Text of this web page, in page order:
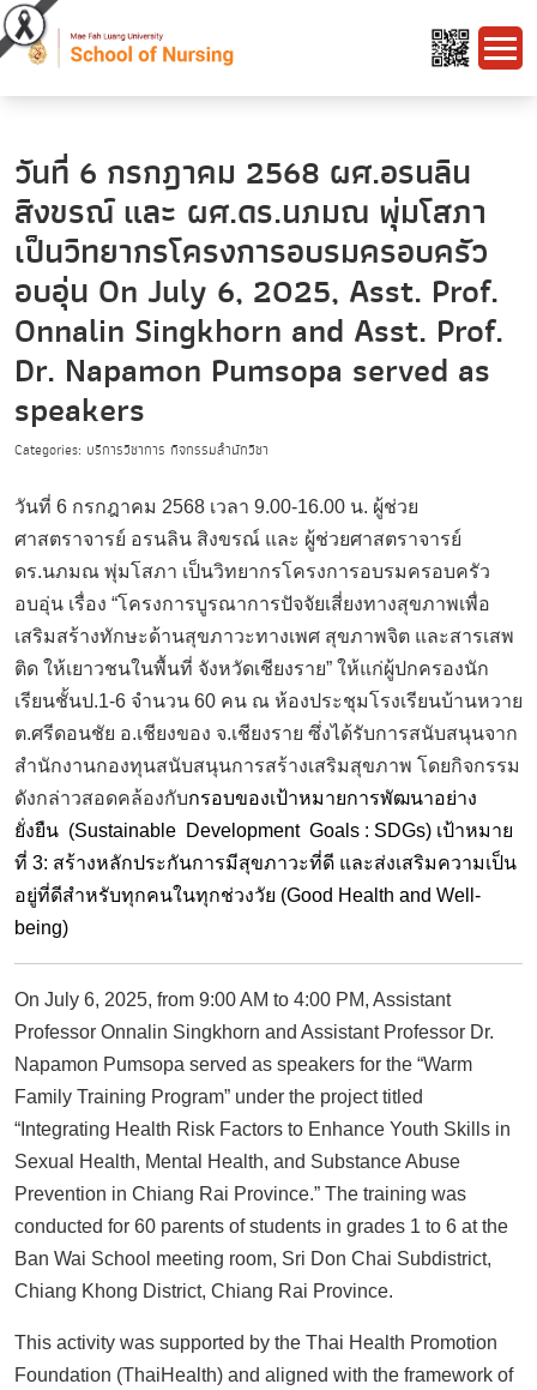
วันที่ 6 กรกฎาคม 2568 ผศ.อรนลิน
สิงขรณ์ และ ผศ.ดร.นภมณ พุ่มโสภา
เป็นวิทยากรโครงการอบรมครอบครัว
อบอุ่น On July 6, 2025, Asst. Prof.
Onnalin Singkhorn and Asst. Prof.
Dr. Napamon Pumsopa served as
speakers
Categories: บริการวิชาการ กิจกรรมสำนักวิชา
วันที่ 6 กรกฎาคม 2568 เวลา 9.00-16.00 น. ผู้ช่วย
ศาสตราจารย์ อรนลิน สิงขรณ์ และ ผู้ช่วยศาสตราจารย์
ดร.นภมณ พุ่มโสภา เป็นวิทยากรโครงการอบรมครอบครัว
อบอุ่น เรื่อง “โครงการบูรณาการปัจจัยเสี่ยงทางสุขภาพเพื่อ
เสริมสร้างทักษะด้านสุขภาวะทางเพศ สุขภาพจิต และสารเสพ
ติด ให้เยาวชนในพื้นที่ จังหวัดเชียงราย” ให้แก่ผู้ปกครองนัก
เรียนชั้นป.1-6 จำนวน 60 คน ณ ห้องประชุมโรงเรียนบ้านหวาย
ต.ศรีดอนชัย อ.เชียงของ จ.เชียงราย ซึ่งได้รับการสนับสนุนจาก
สำนักงานกองทุนสนับสนุนการสร้างเสริมสุขภาพ โดยกิจกรรม
ดังกล่าวสอดคล้องกับกรอบของเป้าหมายการพัฒนาอย่าง
ยั่งยืน (Sustainable Development Goals : SDGs) เป้าหมาย
ที่ 3: สร้างหลักประกันการมีสุขภาวะที่ดี และส่งเสริมความเป็น
อยู่ที่ดีสำหรับทุกคนในทุกช่วงวัย (Good Health and Well-
being)
On July 6, 2025, from 9:00 AM to 4:00 PM, Assistant
Professor Onnalin Singkhorn and Assistant Professor Dr.
Napamon Pumsopa served as speakers for the “Warm
Family Training Program” under the project titled
“Integrating Health Risk Factors to Enhance Youth Skills in
Sexual Health, Mental Health, and Substance Abuse
Prevention in Chiang Rai Province.” The training was
conducted for 60 parents of students in grades 1 to 6 at the
Ban Wai School meeting room, Sri Don Chai Subdistrict,
Chiang Khong District, Chiang Rai Province.
This activity was supported by the Thai Health Promotion
Foundation (ThaiHealth) and aligned with the framework of